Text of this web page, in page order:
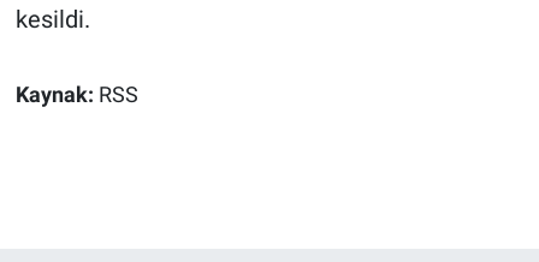
kesildi.
Kaynak: RSS